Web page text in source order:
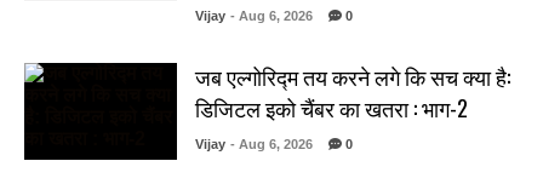
Vijay - Aug 6, 2026 0
जब एल्गोरिद्म तय करने लगे कि सच क्या है:
डिजिटल इको चैंबर का खतरा : भाग-2
Vijay - Aug 6, 2026 0